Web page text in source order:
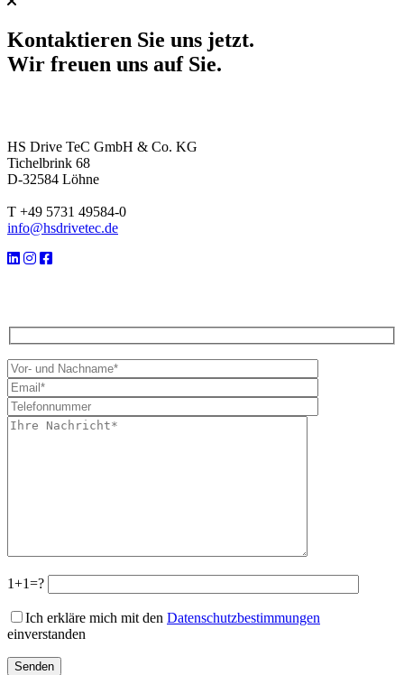
Kontaktieren Sie uns jetzt.
Wir freuen uns auf Sie.
HS Drive TeC GmbH & Co. KG
Tichelbrink 68
D-32584 Löhne
T +49 5731 49584-0
info@hsdrivetec.de
1+1=?
Ich erkläre mich mit den Datenschutzbestimmungen
einverstanden